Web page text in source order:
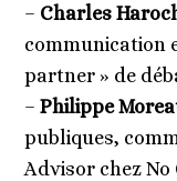
– Charles
communication
partner » de
–Philippe
publiques,
Advisor chez No